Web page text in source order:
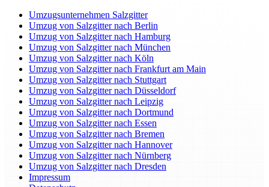
Umzugsunternehmen Salzgitter
Umzug von Salzgitter nach Berlin
Umzug von Salzgitter nach Hamburg
Umzug von Salzgitter nach München
Umzug von Salzgitter nach Köln
Umzug von Salzgitter nach Frankfurt am Main
Umzug von Salzgitter nach Stuttgart
Umzug von Salzgitter nach Düsseldorf
Umzug von Salzgitter nach Leipzig
Umzug von Salzgitter nach Dortmund
Umzug von Salzgitter nach Essen
Umzug von Salzgitter nach Bremen
Umzug von Salzgitter nach Hannover
Umzug von Salzgitter nach Nürnberg
Umzug von Salzgitter nach Dresden
Impressum